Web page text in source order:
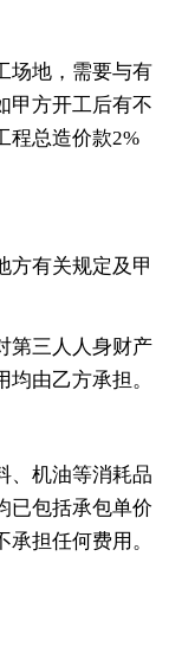
场地，需要与有
甲方开工后有不
程总造价款2%
方有关规定及甲
第三人人身财产
由乙方承担。
、机油等消耗品
已包括承包单价
担任何费用。